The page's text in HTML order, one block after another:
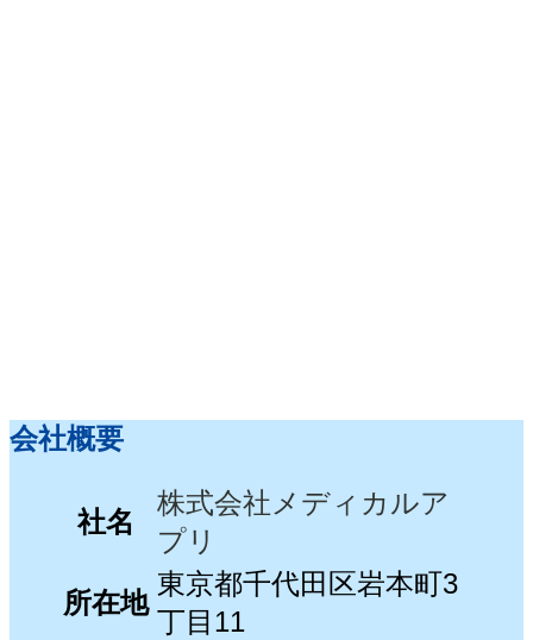
会社概要
社名
株式会社メディカルア
プリ
所在地
東京都千代田区岩本町3
丁目11